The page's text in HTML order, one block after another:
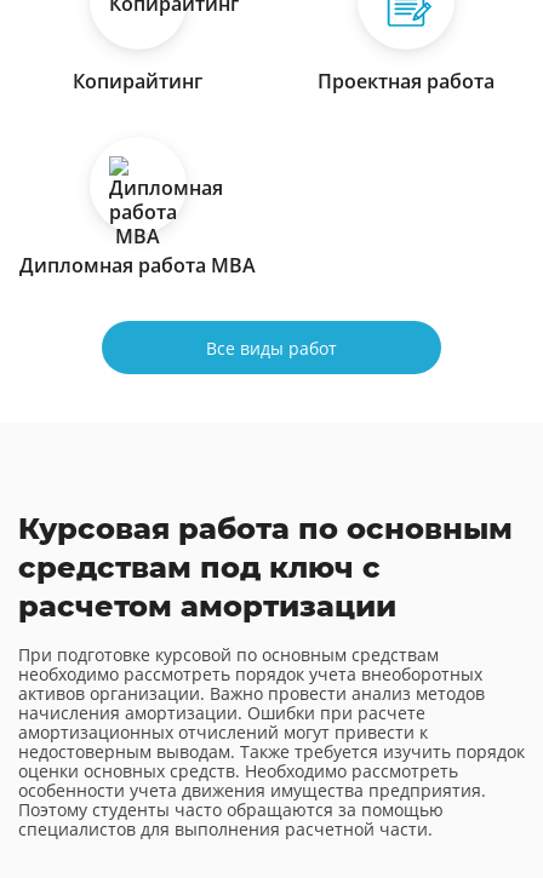
Копирайтинг Проектная работа
Дипломная работа МВА
Все виды работ
Курсовая работа по основным
средствам под ключ с
расчетом амортизации
При подготовке курсовой по основным средствам
необходимо рассмотреть порядок учета внеоборотных
активов организации. Важно провести анализ методов
начисления амортизации. Ошибки при расчете
амортизационных отчислений могут привести к
недостоверным выводам. Также требуется изучить порядок
оценки основных средств. Необходимо рассмотреть
особенности учета движения имущества предприятия.
Поэтому студенты часто обращаются за помощью
специалистов для выполнения расчетной части.